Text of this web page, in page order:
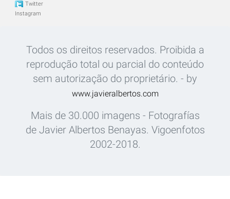
Twitter
Instagram
Todos os direitos reservados. Proibida a
reprodução total ou parcial do conteúdo
sem autorização do proprietário. - by
www.javieralbertos.com
Mais de 30.000 imagens - Fotografías
de Javier Albertos Benayas. Vigoenfotos
2002-2018.